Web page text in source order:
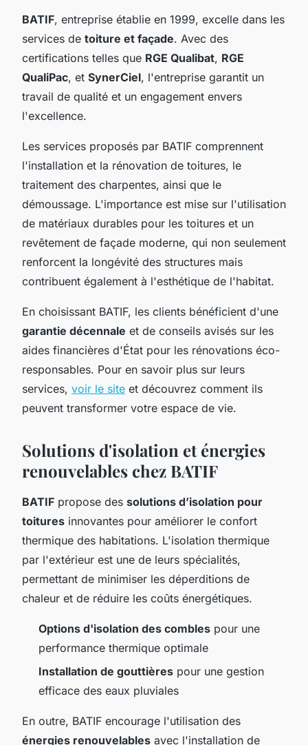
BATIF, entreprise établie en 1999, excelle dans les
services de toiture et façade. Avec des
certifications telles que RGE Qualibat, RGE
QualiPac, et SynerCiel, l'entreprise garantit un
travail de qualité et un engagement envers
l'excellence.
Les services proposés par BATIF comprennent
l'installation et la rénovation de toitures, le
traitement des charpentes, ainsi que le
démoussage. L'importance est mise sur l'utilisation
de matériaux durables pour les toitures et un
revêtement de façade moderne, qui non seulement
renforcent la longévité des structures mais
contribuent également à l'esthétique de l'habitat.
En choisissant BATIF, les clients bénéficient d'une
garantie décennale et de conseils avisés sur les
aides financières d'État pour les rénovations éco-
responsables. Pour en savoir plus sur leurs
services, voir le site et découvrez comment ils
peuvent transformer votre espace de vie.
Solutions d'isolation et énergies
renouvelables chez BATIF
BATIF propose des solutions d’isolation pour
toitures innovantes pour améliorer le confort
thermique des habitations. L'isolation thermique
par l'extérieur est une de leurs spécialités,
permettant de minimiser les déperditions de
chaleur et de réduire les coûts énergétiques.
Options d'isolation des combles pour une
performance thermique optimale
Installation de gouttières pour une gestion
efficace des eaux pluviales
En outre, BATIF encourage l'utilisation des
énergies renouvelables avec l'installation de